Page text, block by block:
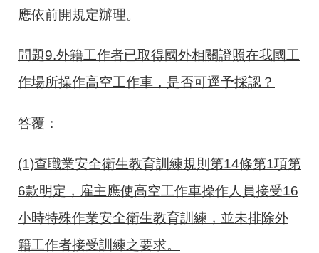
應依前開規定辦理。
問題9.外籍工作者已取得國外相關證照在我國工
作場所操作高空工作車，是否可逕予採認 ？
答覆：
(1)查職業安全衛生教育訓練規則第14條第1項第
6款明定，雇主應使高空工作車操作人員接受16
小時特殊作業安全衛生教育訓練，並未排除外
籍工作者接受訓練之要求。